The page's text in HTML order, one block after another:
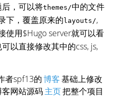
，可以将themes/中的文件
下，覆盖原来的layouts/,
使用$Hugo server就可以看
以直接修改其中的css, js,
者spf13的博客基础上修改
网站源码主页把整个项目